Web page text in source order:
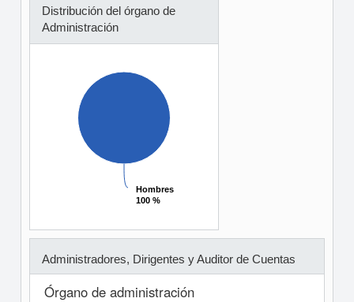
Distribución del órgano de
Administración
Hombres
100 %
Hombres
100 %
Administradores, Dirigentes y Auditor de Cuentas
Órgano de administración